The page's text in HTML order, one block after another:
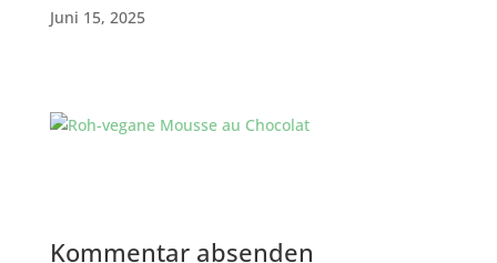
Juni 15, 2025
Kommentar absenden